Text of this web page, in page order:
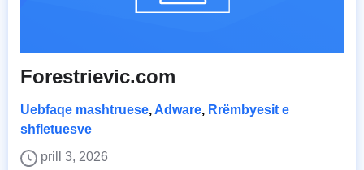
Forestrievic.com
Uebfaqe mashtruese,Adware, Rrëmbyesit e
shfletuesve
prill 3, 2026